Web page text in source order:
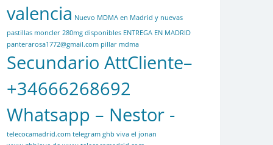
valencia Nuevo MDMA en Madrid y nuevas
pastillas moncler 280mg disponibles ENTREGA EN MADRID
panterarosa1772@gmail.com pillar mdma
Secundario AttCliente–
+34666268692
Whatsapp – Nestor -
telecocamadrid.com telegram ghb viva el jonan